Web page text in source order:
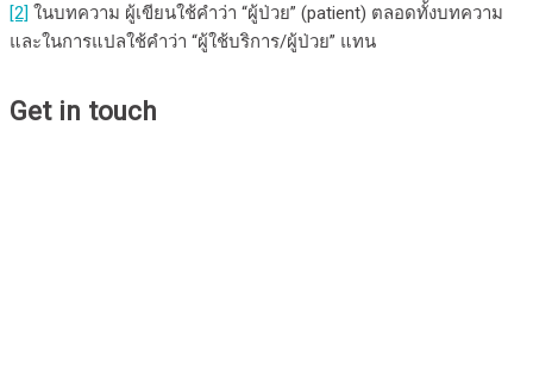
[2] ในบทความ ผู้เขียนใช้คำว่า “ผู้ป่วย” (patient) ตลอดทั้งบทความ
และในการแปลใช้คำว่า “ผู้ใช้บริการ/ผู้ป่วย” แทน
Get in touch